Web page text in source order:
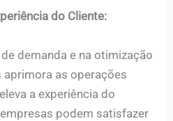
do Cliente:
demanda e na otimização
aprimora as operações
a experiência do
podem satisfazer